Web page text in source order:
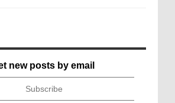
new posts by email